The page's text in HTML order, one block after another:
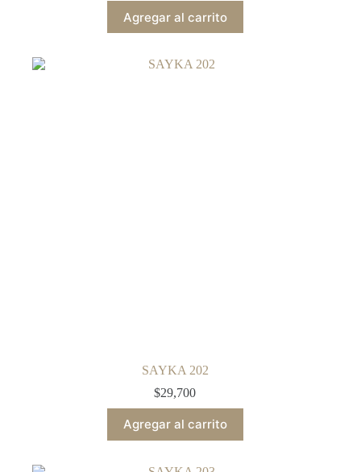
Agregar al carrito
SAYKA 202
$29,700
Agregar al carrito